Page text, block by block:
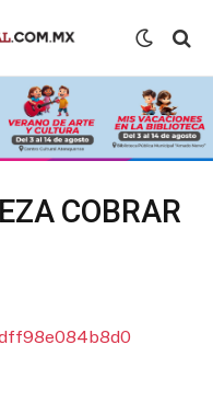
COBRAR